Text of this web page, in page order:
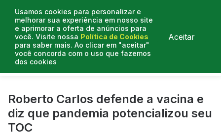
Usamos cookies para personalizar e
melhorar sua experiência em nosso site
e aprimorar a oferta de anúncios para
você. Visite nossa Política de Cookies
para saber mais. Ao clicar em "aceitar"
você concorda com o uso que fazemos
dos cookies
Aceitar
Curtas do Poder
Roberto Carlos defende a vacina e
diz que pandemia potencializou seu
TOC